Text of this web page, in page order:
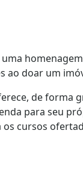
ao doar um
de forma
para seu
cursos